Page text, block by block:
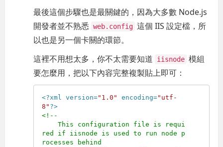
最後這個步驟也是最關鍵的，因為大多數 Node.js
開發者並不熟悉 web.config 這個 IIS 設定檔，所
以也是另一個卡關的環節。
這裡不用想太多，你不太需要知道
iisnode 模組
要怎麼用，把以下內容完整複製貼上即可：
<?xml version="1.0" encoding="utf-
8" ?>
<!--
    This configuration file is requi
red if iisnode is used to run node p
rocesses behind